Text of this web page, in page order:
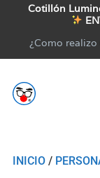
Cotillón
¿Como
INICIO/